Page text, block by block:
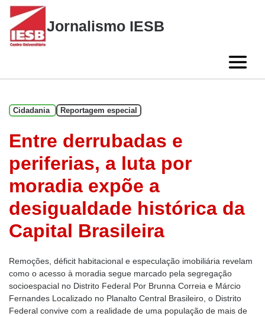
Skip
content
Jornalismo IESB
Cidadania Reportagem especial
Entre derrubadas e
periferias, a luta por
moradia expõe a
desigualdade histórica da
Capital Brasileira
Remoções, déficit habitacional e especulação imobiliária revelam
como o acesso à moradia segue marcado pela segregação
socioespacial no Distrito Federal Por Brunna Correia e Márcio
Fernandes Localizado no Planalto Central Brasileiro, o Distrito
Federal convive com a realidade de uma população de mais de